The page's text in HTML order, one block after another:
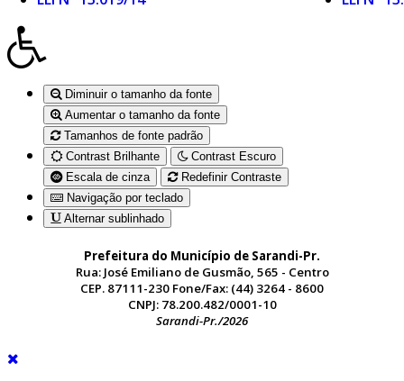
Diminuir o tamanho da fonte
Aumentar o tamanho da fonte
Tamanhos de fonte padrão
Contrast Brilhante
Contrast Escuro
Escala de cinza
Redefinir Contraste
Navigação por teclado
Alternar sublinhado
Prefeitura do Município de Sarandi-Pr.
Rua: José Emiliano de Gusmão, 565 - Centro
CEP. 87111-230 Fone/Fax: (44) 3264 - 8600
CNPJ: 78.200.482/0001-10
Sarandi-Pr./2026